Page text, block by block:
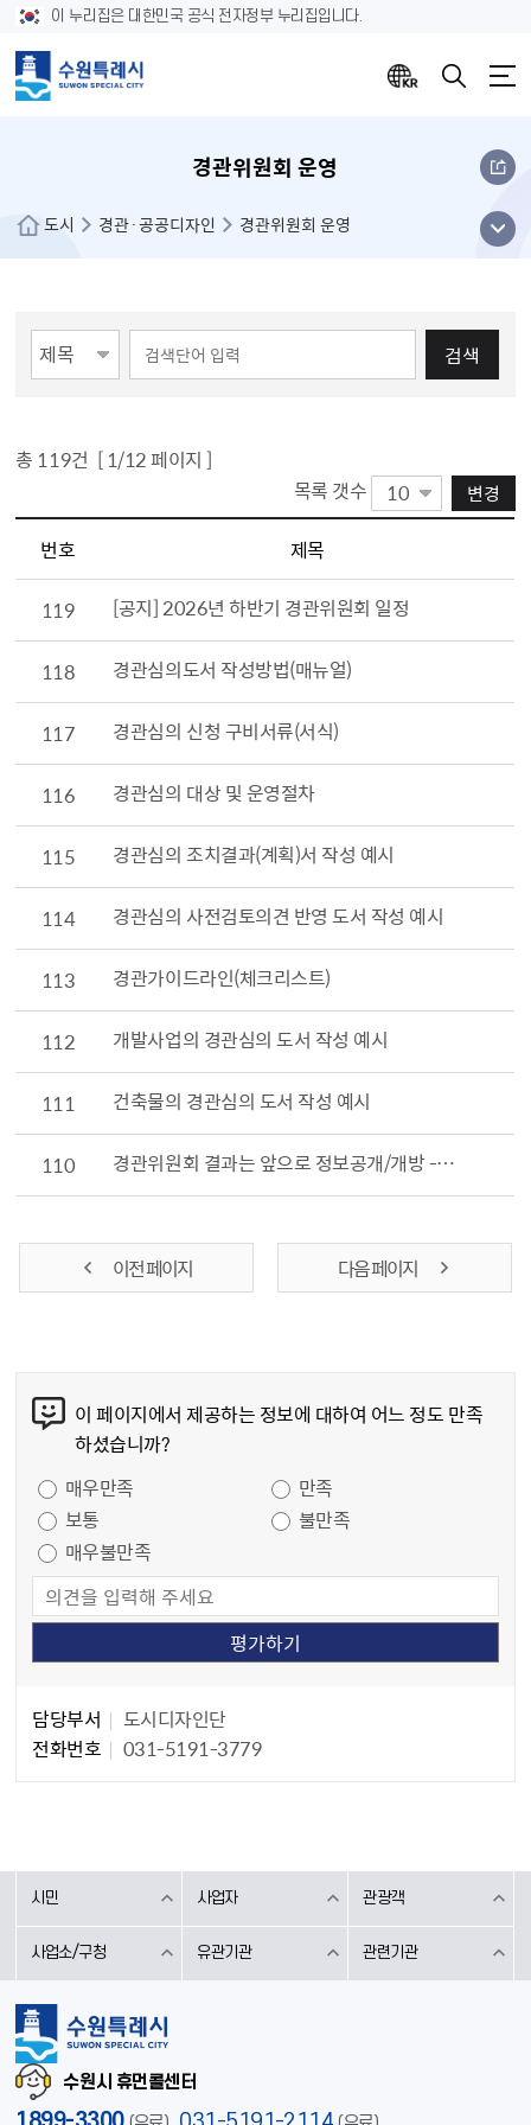
이 누리집은 대한민국 공식 전자정부 누리집입니다.
경관위원회 운영
도시 경관·공공디자인 경관위원회 운영
메뉴
열기
검색
총 119 건 [ 1/12 페이지 ]
목록 갯수
변경
번호 제목
119 [공지] 2026년 하반기 경관위원회 일정
118 경관심의도서 작성방법(매뉴얼)
117 경관심의 신청 구비서류(서식)
116 경관심의 대상 및 운영절차
115 경관심의 조치결과(계획)서 작성 예시
114 경관심의 사전검토의견 반영 도서 작성 예시
113 경관가이드라인(체크리스트)
112 개발사업의 경관심의 도서 작성 예시
111 건축물의 경관심의 도서 작성 예시
110 경관위원회 결과는 앞으로 정보공개/개방 -> 위원회방 -> 각 위원회 심의결과 게시판에 게시합니다.
이전 페이지 다음 페이지
이 페이지에서 제공하는 정보에 대하여 어느 정도 만족
하셨습니까?
매우만족
만족
보통
불만족
매우불만족
담당부서
도시디자인단
전화번호
031-5191-3779
시민 사업자 관광객
사업소/구청 유관기관 관련기관
수원시 휴먼콜센터